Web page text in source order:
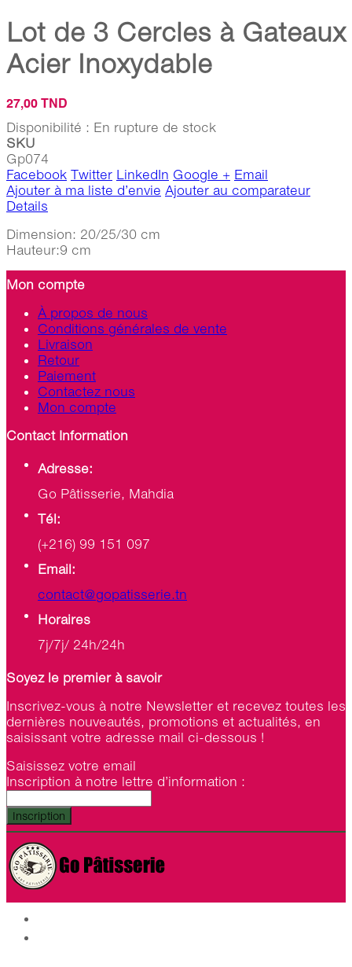
Lot de 3 Cercles à Gateaux
Acier Inoxydable
27,00 TND
Disponibilité : En rupture de stock
SKU
Gp074
Facebook Twitter LinkedIn Google + Email
Ajouter à ma liste d’envie Ajouter au comparateur
Details
Dimension: 20/25/30 cm
Hauteur:9 cm
Mon compte
À propos de nous
Conditions générales de vente
Livraison
Retour
Paiement
Contactez nous
Mon compte
Contact Information
Adresse:
Go Pâtisserie, Mahdia
Tél:
(+216) 99 151 097
Email:
contact@gopatisserie.tn
Horaires
7j/7j/ 24h/24h
Soyez le premier à savoir
Inscrivez-vous à notre Newsletter et recevez toutes les
dernières nouveautés, promotions et actualités, en
saisissant votre adresse mail ci-dessous !
Saisissez votre email
Inscription à notre lettre d’information :
Inscription